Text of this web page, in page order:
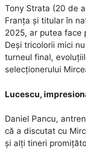
Tony Strata (20 de
Franța și titular în
2025, ar putea face
Deși tricolorii mici
turneul final,
selecționerului
Lucescu,
Daniel Pancu,
că a discutat cu
și alți tineri